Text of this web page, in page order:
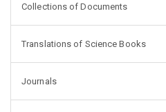
Collections of Documents
Translations of Science Books
Journals